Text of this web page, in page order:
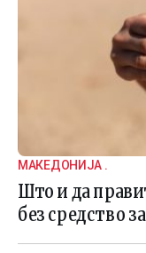
МАКЕДОНИЈА .
Што и да
без средство